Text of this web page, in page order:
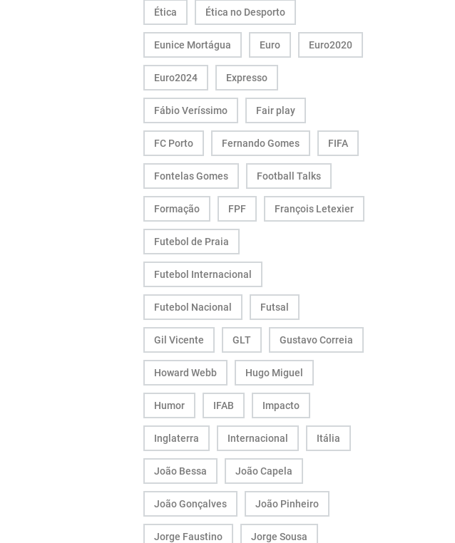
Ética Ética no Desporto
Eunice Mortágua Euro Euro2020
Euro2024 Expresso
Fábio Veríssimo Fair play
FC Porto Fernando Gomes FIFA
Fontelas Gomes Football Talks
Formação FPF François Letexier
Futebol de Praia
Futebol Internacional
Futebol Nacional Futsal
Gil Vicente GLT Gustavo Correia
Howard Webb Hugo Miguel
Humor IFAB Impacto
Inglaterra Internacional Itália
João Bessa João Capela
João Gonçalves João Pinheiro
Jorge Faustino Jorge Sousa